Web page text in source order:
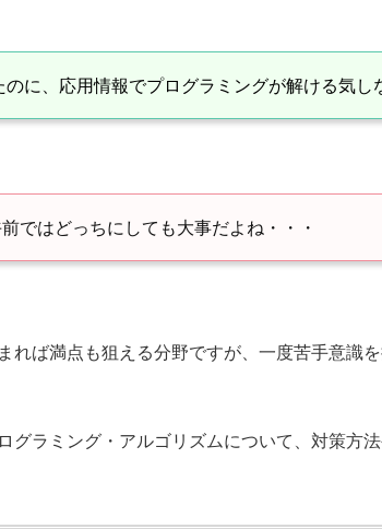
に、応用情報でプログラミングが解ける気し
ではどっちにしても大事だよね・・・
れば満点も狙える分野ですが、一度苦手意識
グラミング・アルゴリズムについて、対策方